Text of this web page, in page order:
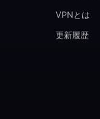
VPNとは
更新履歴